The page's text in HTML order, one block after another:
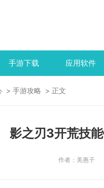
手游下载 应用软件
手游攻略 正文
影之刃3开荒技
作者： 美惠子